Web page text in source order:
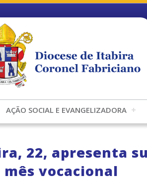
AÇÃO SOCIAL E EVANGELIZADORA
22, apresenta
mês vocacional